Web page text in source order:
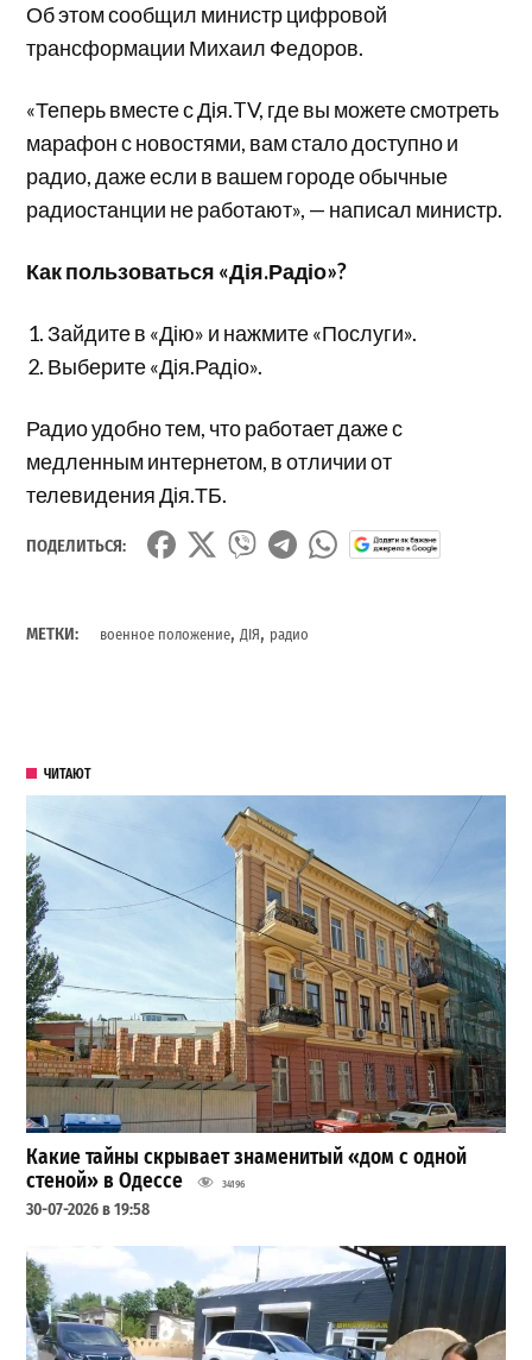
Об этом сообщил министр цифровой
трансформации Михаил Федоров.
«Теперь вместе с Дія.TV, где вы можете смотреть
марафон с новостями, вам стало доступно и
радио, даже если в вашем городе обычные
радиостанции не работают», — написал министр.
Как пользоваться «Дія.Радіо»?
Зайдите в «Дію» и нажмите «Послуги».
Выберите «Дія.Радіо».
Радио удобно тем, что работает даже с
медленным интернетом, в отличии от
телевидения Дія.ТБ.
ПОДЕЛИТЬСЯ:
МЕТКИ: военное положение,ДІЯ, радио
ЧИТАЮТ
Какие тайны скрывает знаменитый «дом с одной
стеной» в Одессе
34196
30-07-2026 в 19:58